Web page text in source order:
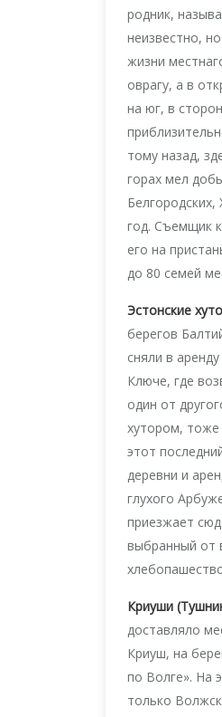
родник,
неизвестно,
жизни
оврагу, а в
на юг, в
тому назад,
горах мел
год. Съемщик
его на
до 80 семей
Эстонские
берегов
сняли в
Ключе, где
один от
хутором, тоже
этот
деревни и
глухого
приезжает
выбранный от
Криуши
доставляло
Криуш, на
по Волге». На
только